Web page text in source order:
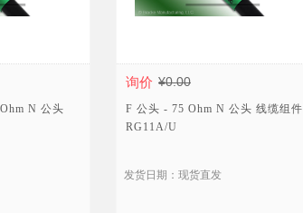
N 公头
询价 ¥0.00
F 公头 - 75 Ohm N 公头 线缆组件
RG11A/U
发货日期：现货直发